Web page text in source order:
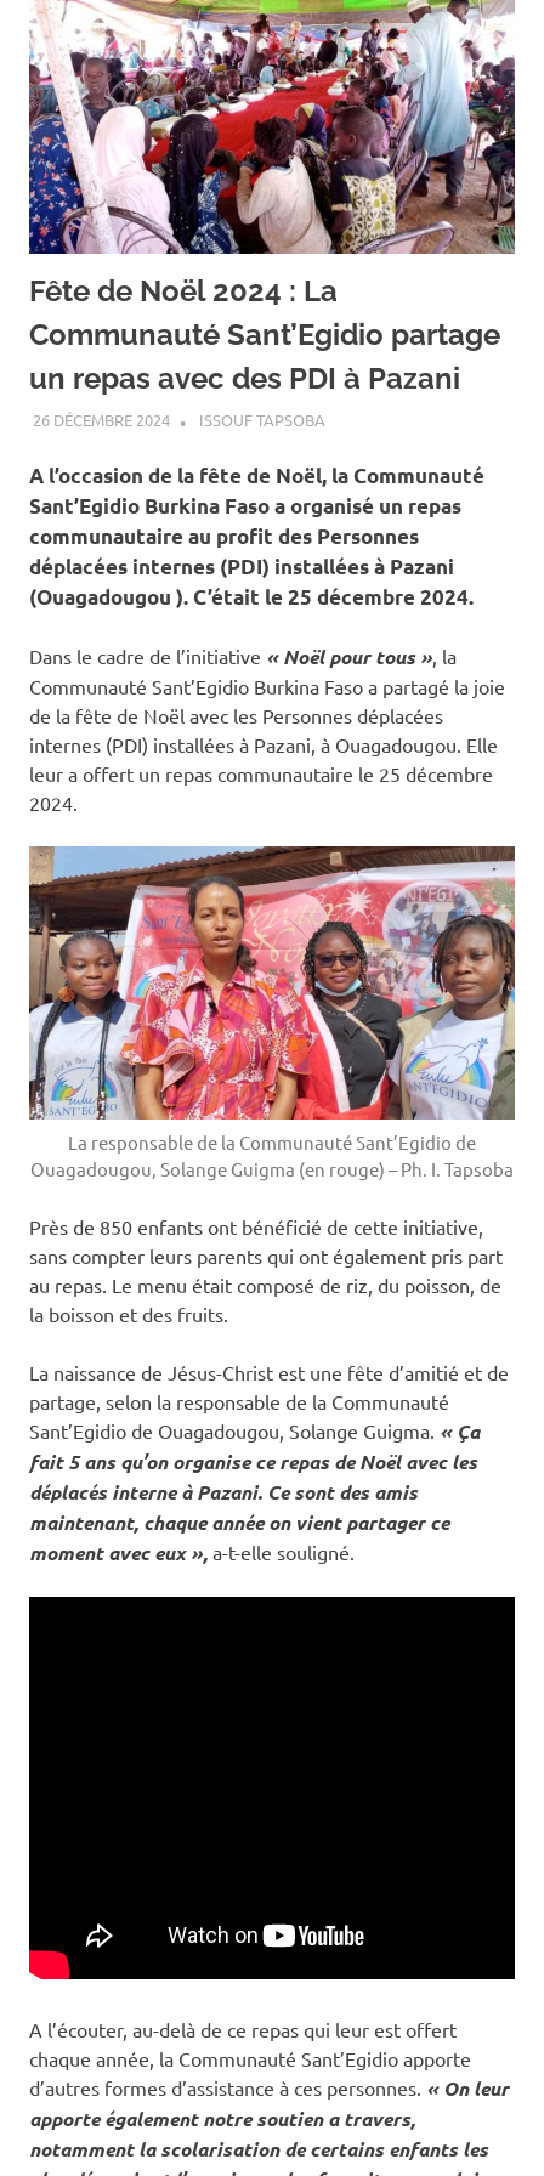
Fête de Noël 2024 : La
Communauté Sant’Egidio partage
un repas avec des PDI à Pazani
26 DÉCEMBRE 2024 ISSOUF TAPSOBA
A l’occasion de la fête de Noël, la Communauté
Sant’Egidio Burkina Faso a organisé un repas
communautaire au profit des Personnes
déplacées internes (PDI) installées à Pazani
(Ouagadougou ). C’était le 25 décembre 2024.
Dans le cadre de l’initiative « Noël pour tous », la
Communauté Sant’Egidio Burkina Faso a partagé la joie
de la fête de Noël avec les Personnes déplacées
internes (PDI) installées à Pazani, à Ouagadougou. Elle
leur a offert un repas communautaire le 25 décembre
2024.
La responsable de la Communauté Sant’Egidio de
Ouagadougou, Solange Guigma (en rouge) – Ph. I. Tapsoba
Près de 850 enfants ont bénéficié de cette initiative,
sans compter leurs parents qui ont également pris part
au repas. Le menu était composé de riz, du poisson, de
la boisson et des fruits.
La naissance de Jésus-Christ est une fête d’amitié et de
partage, selon la responsable de la Communauté
Sant’Egidio de Ouagadougou, Solange Guigma. « Ça
fait 5 ans qu’on organise ce repas de Noël avec les
déplacés interne à Pazani. Ce sont des amis
maintenant, chaque année on vient partager ce
moment avec eux », a-t-elle souligné.
A l’écouter, au-delà de ce repas qui leur est offert
chaque année, la Communauté Sant’Egidio apporte
d’autres formes d’assistance à ces personnes. « On leur
apporte également notre soutien a travers,
notamment la scolarisation de certains enfants les